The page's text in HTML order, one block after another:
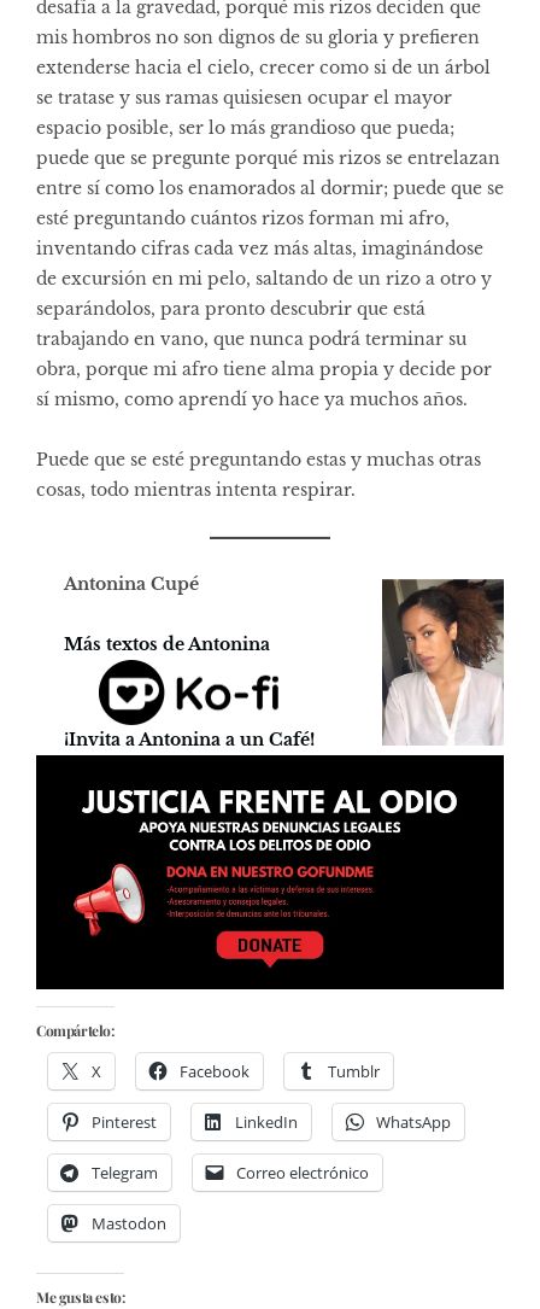
desafía a la gravedad, porqué mis rizos deciden que
mis hombros no son dignos de su gloria y prefieren
extenderse hacia el cielo, crecer como si de un árbol
se tratase y sus ramas quisiesen ocupar el mayor
espacio posible, ser lo más grandioso que pueda;
puede que se pregunte porqué mis rizos se entrelazan
entre sí como los enamorados al dormir; puede que se
esté preguntando cuántos rizos forman mi afro,
inventando cifras cada vez más altas, imaginándose
de excursión en mi pelo, saltando de un rizo a otro y
separándolos, para pronto descubrir que está
trabajando en vano, que nunca podrá terminar su
obra, porque mi afro tiene alma propia y decide por
sí mismo, como aprendí yo hace ya muchos años.
Puede que se esté preguntando estas y muchas otras
cosas, todo mientras intenta respirar.
Antonina Cupé
Más textos de Antonina
¡Invita a Antonina a un Café!
Compártelo:
X Facebook Tumblr
Pinterest LinkedIn WhatsApp
Telegram Correo electrónico
Mastodon
Me gusta esto: